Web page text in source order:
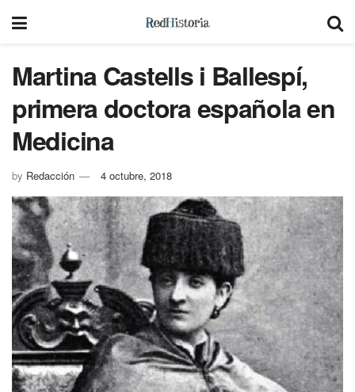
Martina Castells i Ballespí,
primera doctora española en
Medicina
by Redacción 4 octubre, 2018